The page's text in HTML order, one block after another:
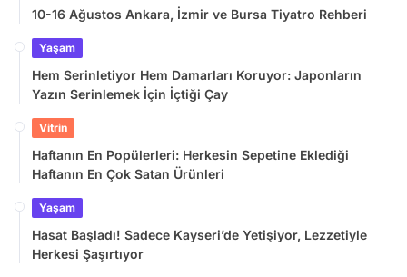
10-16 Ağustos Ankara, İzmir ve Bursa Tiyatro Rehberi
Yaşam
Hem Serinletiyor Hem Damarları Koruyor: Japonların
Yazın Serinlemek İçin İçtiği Çay
Vitrin
Haftanın En Popülerleri: Herkesin Sepetine Eklediği
Haftanın En Çok Satan Ürünleri
Yaşam
Hasat Başladı! Sadece Kayseri’de Yetişiyor, Lezzetiyle
Herkesi Şaşırtıyor